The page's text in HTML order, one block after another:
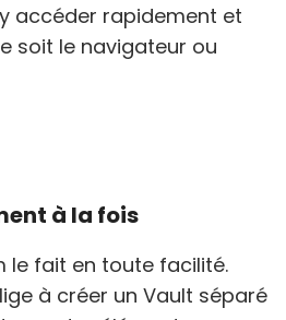
accéder rapidement et
soit le navigateur ou
à la fois
le fait en toute facilité.
à créer un Vault séparé